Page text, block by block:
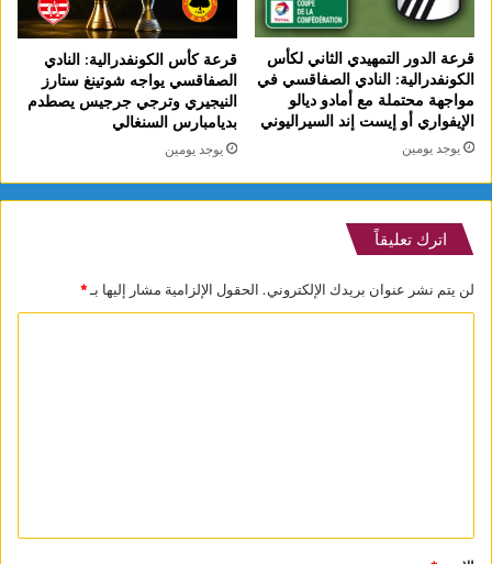
قرعة الدور التمهيدي الثاني لكأس
الكونفدرالية: النادي الصفاقسي في
مواجهة محتملة مع أمادو ديالو
الإيفواري أو إيست إند السيراليوني
يوجد يومين
قرعة كأس الكونفدرالية: النادي
الصفاقسي يواجه شوتينغ ستارز
النيجيري وترجي جرجيس يصطدم
بديامبارس السنغالي
يوجد يومين
اترك تعليقاً
لن يتم نشر عنوان بريدك الإلكتروني. الحقول الإلزامية مشار إليها بـ*
*